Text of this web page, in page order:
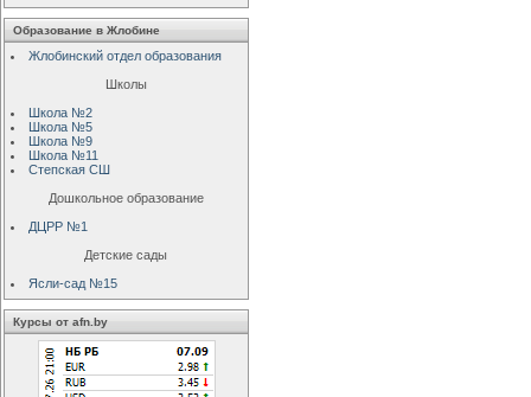
Образование в Жлобине
Жлобинский отдел образования
Школы
Школа №2
Школа №5
Школа №9
Школа №11
Степская СШ
Дошкольное образование
ДЦРР №1
Детские сады
Ясли-сад №15
Курсы от afn.by